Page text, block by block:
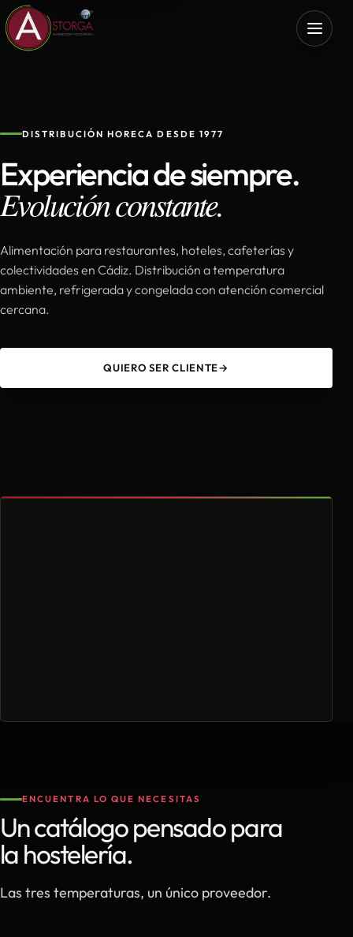
DISTRIBUCIÓN HORECA DESDE 1977
Experiencia de siempre.
Evolución constante.
Alimentación para restaurantes, hoteles, cafeterías y
colectividades en Cádiz. Distribución a temperatura
ambiente, refrigerada y congelada con atención comercial
cercana.
QUIERO SER CLIENTE→
ENCUENTRA LO QUE NECESITAS
Un catálogo pensado para
la hostelería.
Las tres temperaturas, un único proveedor.